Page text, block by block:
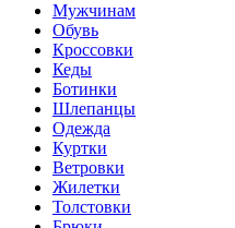
Мужчинам
Обувь
Кроссовки
Кеды
Ботинки
Шлепанцы
Одежда
Куртки
Ветровки
Жилетки
Толстовки